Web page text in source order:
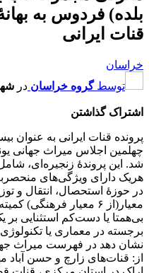
بلده) فردوس به
قنات ایرانی
خراسان
توسطگروه خراسان در
اشتراک گذاشتن
پرونده قنات ایرانی به عنوان
هریک دارای ویژگی‌های
در حوزۀ استحصال، انتقال و
برجسته در معماری یا
نشان دهد در فهرست میراث
از: قنات‌های زارچ و حسن آباد